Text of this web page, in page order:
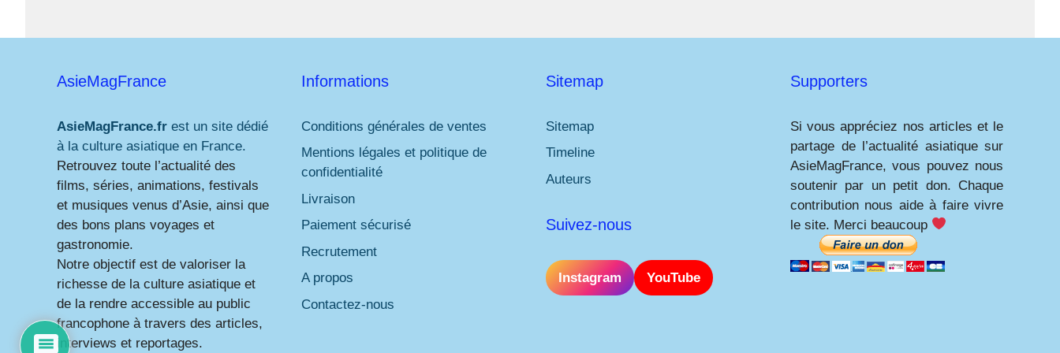
AsieMagFrance
AsieMagFrance.fr est un site dédié
à la culture asiatique en France.
Retrouvez toute l’actualité des
films, séries, animations, festivals
et musiques venus d’Asie, ainsi que
des bons plans voyages et
gastronomie.
Notre objectif est de valoriser la
richesse de la culture asiatique et
de la rendre accessible au public
francophone à travers des articles,
interviews et reportages.
Informations
Conditions générales de ventes
Mentions légales et politique de
confidentialité
Livraison
Paiement sécurisé
Recrutement
A propos
Contactez-nous
Sitemap
Sitemap
Timeline
Auteurs
Suivez-nous
Instagram YouTube
Supporters
Si vous appréciez nos articles et le
partage de l’actualité asiatique sur
AsieMagFrance, vous pouvez nous
soutenir par un petit don. Chaque
contribution nous aide à faire vivre
le site. Merci beaucoup